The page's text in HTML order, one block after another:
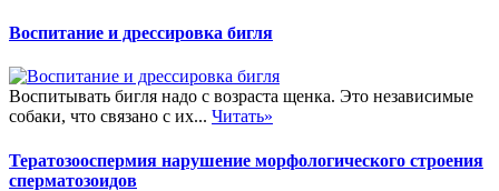
Воспитание и дрессировка бигля
Воспитывать бигля надо с возраста щенка. Это независимые
собаки, что связано с их... Читать»
Тератозооспермия нарушение морфологического строения
сперматозоидов